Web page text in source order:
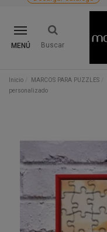
MENÚ Buscar
Inicio MARCOS PARA PUZZLES
personalizado